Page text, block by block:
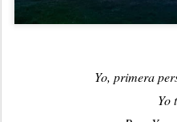
Yo, primera
Yo